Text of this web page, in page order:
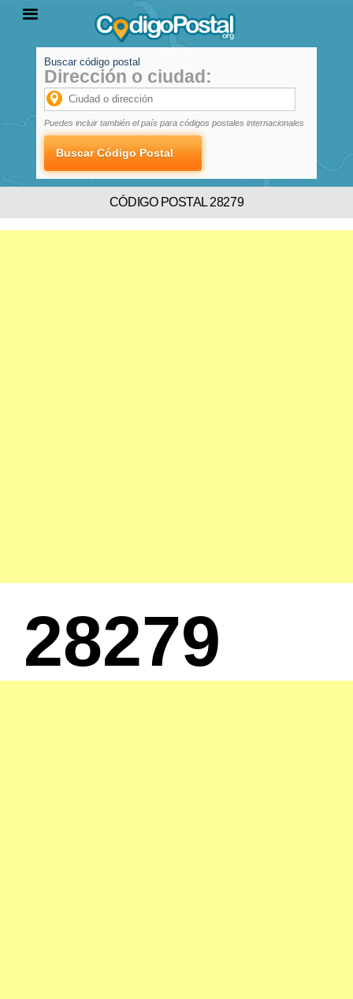
PROVINCIAS
LOCALIDADES
Buscar código postal
Dirección o ciudad:
Puedes incluir también el país para códigos postales internacionales
CÓDIGO POSTAL 28279
28279